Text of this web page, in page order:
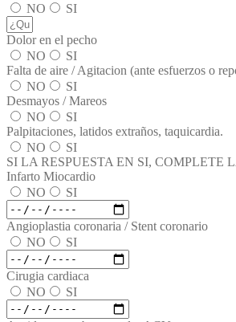
NO
SI
Dolor en el pecho
NO
SI
Falta de aire / Agitacion (ante esfuerzos o
NO
SI
Desmayos / Mareos
NO
SI
Palpitaciones, latidos extraños, taquicardia.
NO
SI
SI LA RESPUESTA EN SI, COMPLETE
Infarto Miocardio
NO
SI
Angioplastia coronaria / Stent coronario
NO
SI
Cirugia cardiaca
NO
SI